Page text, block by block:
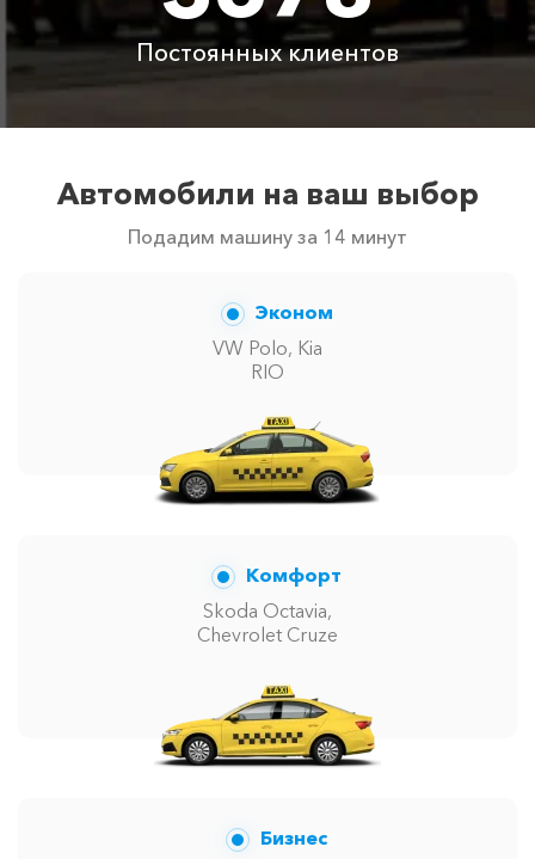
Постоянных клиентов
Автомобили на ваш выбор
Подадим машину за 14 минут
Эконом
VW Polo, Kia
RIO
Комфорт
Skoda Octavia,
Chevrolet Cruze
Бизнес